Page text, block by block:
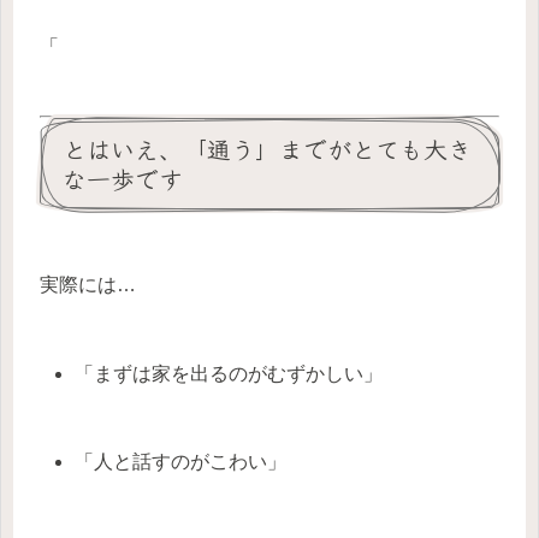
「
とはいえ、「通う」までがとても大き
な一歩です
実際には…
「まずは家を出るのがむずかしい」
「人と話すのがこわい」